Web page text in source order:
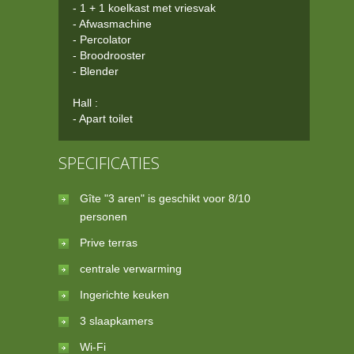
- 1 + 1 koelkast met vriesvak
- Afwasmachine
- Percolator
- Broodrooster
- Blender
Hall :
- Apart toilet
SPECIFICATIES
Gîte "3 aren" is geschikt voor 8/10
personen
Prive terras
centrale verwarming
Ingerichte keuken
3 slaapkamers
Wi-Fi